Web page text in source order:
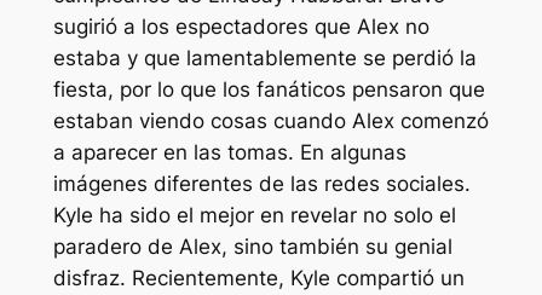
sugirió a los espectadores que Alex no
estaba y que lamentablemente se perdió la
fiesta, por lo que los fanáticos pensaron que
estaban viendo cosas cuando Alex comenzó
a aparecer en las tomas. En algunas
imágenes diferentes de las redes sociales.
Kyle ha sido el mejor en revelar no solo el
paradero de Alex, sino también su genial
disfraz. Recientemente, Kyle compartió un